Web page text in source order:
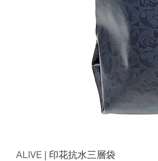
ALIVE | 印花抗水三層袋